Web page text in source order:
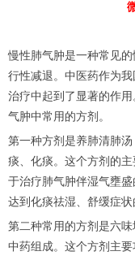
慢性肺气肿是一种常见
行性减退。中医药作为
治疗中起到了显著的作
气肿中常用的方剂。
第一种方剂是养肺清肺
痰、化痰。这个方剂的
于治疗肺气肿伴湿气壅
达到化痰祛湿、舒缓症状
第二种常用的方剂是六
中药组成。这个方剂主